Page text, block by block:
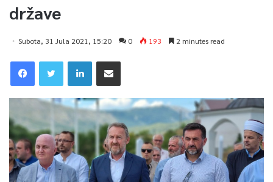
države
Subota, 31 Jula 2021, 15:20 0 193 2 minutes read